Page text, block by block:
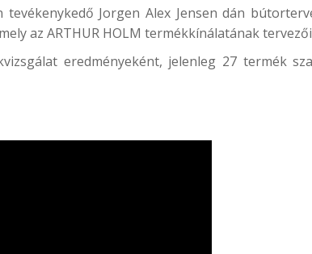
tevékenykedő Jorgen Alex Jensen dán
az ARTHUR HOLM termékkínálatának
eredményeként, jelenleg 27 termék